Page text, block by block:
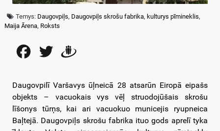
Temys: Daugovpiļs, Daugovpiļs skrošu fabrika, kulturys pīmineklis,
Maija Ārena, Roksts
FacebookTwitter
Daugovpilī Varšavys ūļneicā 28 atsarūn Eiropā eipašs
objekts – vacuokais vys vēļ struodojūšais skrošu
līšonys tūrņs, kai ari vacuokuo municejis ryupneica
Baļtejā. Daugovpiļs skrošu fabrika ituo gods aprelī tyka